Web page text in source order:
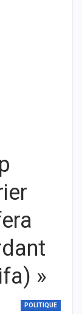
»
POLITIQUE